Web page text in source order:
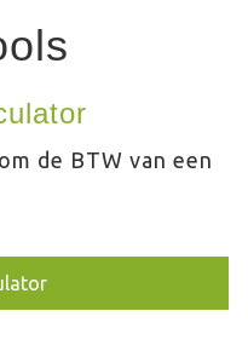
de BTW van een